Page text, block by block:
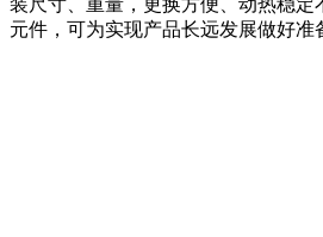
装尺寸、重量，更换方便、动热稳
元件，可为实现产品长远发展做好准